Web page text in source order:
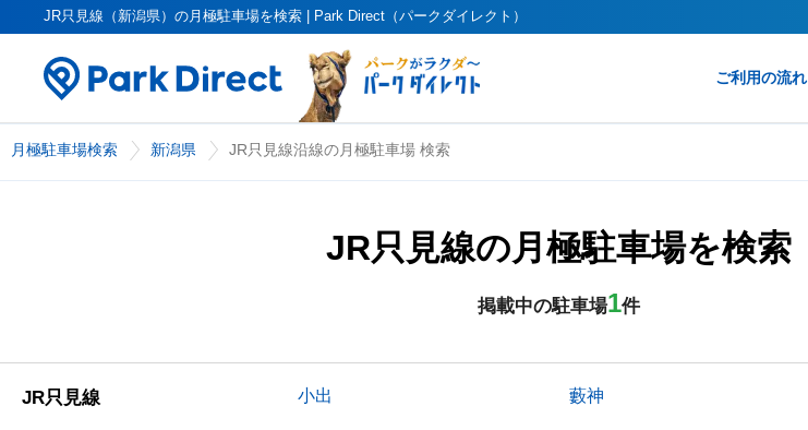
JR只見線（新潟県）の月極駐車場を検索 | Park Direct（パークダイレクト）
ご利用の流れ
月極駐車場検索 新潟県 JR只見線沿線の月極駐車場 検索
JR只見線の月極駐車場を検索
掲載中の駐車場1件
JR只見線 小出 藪神